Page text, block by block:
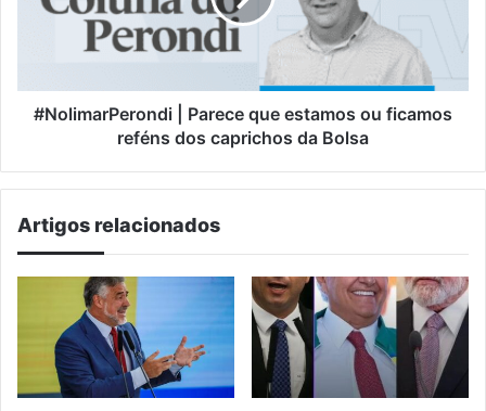
dos
caprichos
#NolimarPerondi | Parece que estamos ou ficamos
reféns dos caprichos da Bolsa
Artigos relacionados